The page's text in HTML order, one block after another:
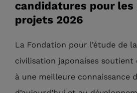
candidatures pour les
projets 2026
La Fondation pour l’étude de
civilisation japonaises soutient
à une meilleure connaissance